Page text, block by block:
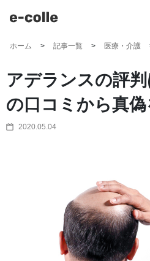
ホーム 記事一覧 医療・介護
アデランスの評
の口コミから真偽
2020.05.04